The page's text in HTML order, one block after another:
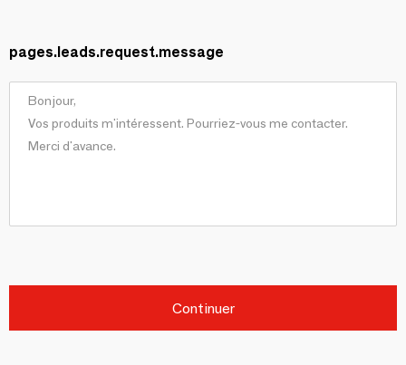
pages.leads.request.message
Continuer